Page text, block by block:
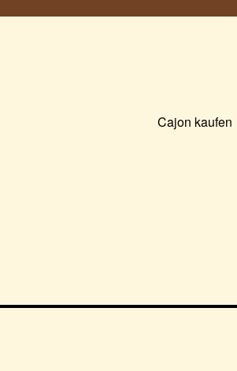
Cajon kaufen